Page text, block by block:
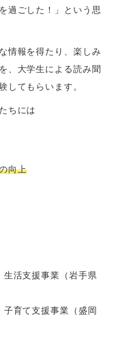
過ごした！」という思
情報を得たり、楽しみ
、大学生による読み聞
してもらいます。
ちには
向上
生活支援事業（岩手県
子育て支援事業（盛岡